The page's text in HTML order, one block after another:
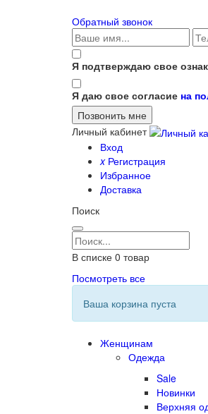
Обратный звонок
Я подтверждаю свое
Я даю свое согласие на
Личный кабинет
Вход
xРегистрация
Избранное
Доставка
Поиск
В списке 0 товар
Посмотреть все
Ваша корзина пуста
Женщинам
Одежда
Sale
Новинки
Верхняя